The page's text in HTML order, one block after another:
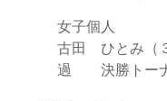
女子個人
古田 ひとみ（
過 決勝トー